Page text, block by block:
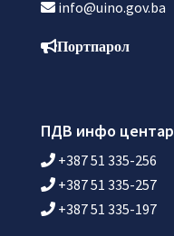
info@uino.gov.ba
Портпарол
ПДВ инфо центар
+387 51 335-256
+387 51 335-257
+387 51 335-197